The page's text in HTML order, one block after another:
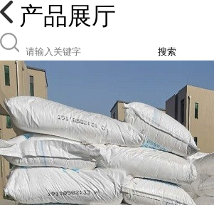
产品展厅
搜索